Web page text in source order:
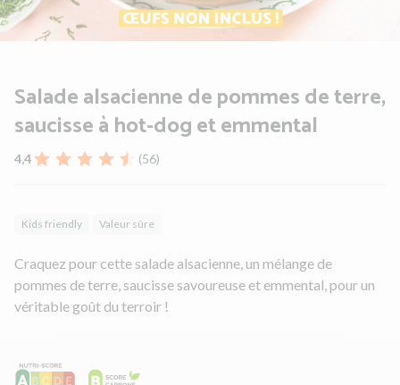
Salade alsacienne de pommes de terre,
saucisse à hot-dog et emmental
4,4 (56)
Kids friendly Valeur sûre
Craquez pour cette salade alsacienne, un mélange de
pommes de terre, saucisse savoureuse et emmental, pour un
véritable goût du terroir !